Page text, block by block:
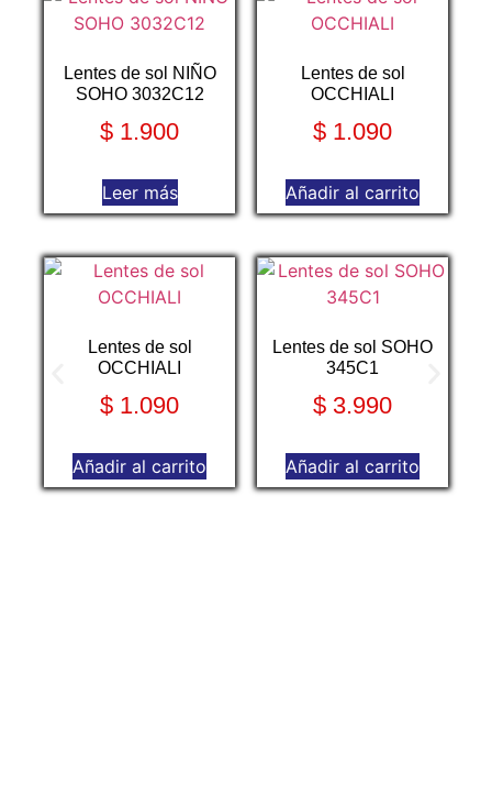
Lentes de sol NIÑO
SOHO 3032C12
$ 1.900
Leer más
Lentes de sol
OCCHIALI
$ 1.090
Añadir al carrito
Lentes de sol
OCCHIALI
$ 1.090
Añadir al carrito
Lentes de sol SOHO
345C1
$ 3.990
Añadir al carrito